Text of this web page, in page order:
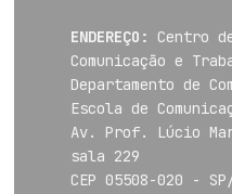
ENDEREÇO:
Centro
Comunicação e
Departamento de
Escola de
Av. Prof. Lúcio
sala 229
CEP 05508-020 -